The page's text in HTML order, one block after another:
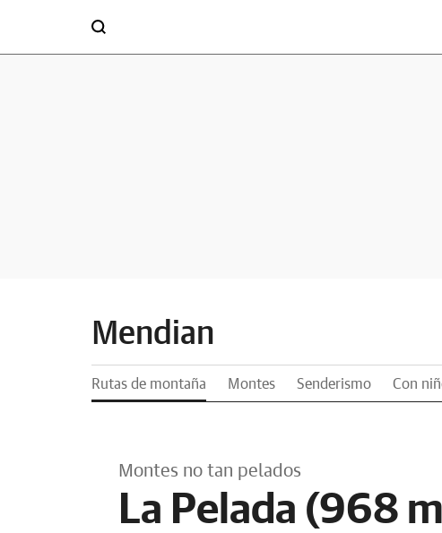
Mendian
Rutas de montaña Montes Senderismo Con
Montes no tan pelados
La Pelada (968